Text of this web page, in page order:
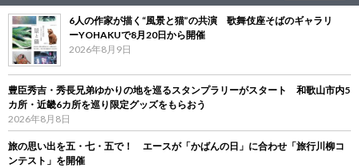
6人の作家が描く“風景と猫”の共演 歌舞伎座そばのギャラリ
ーYOHAKUで8月20日から開催
2026年8月9日
豊臣秀吉・秀長兄弟ゆかりの地を巡るスタンプラリーがスタート 和歌山市内5
カ所・近畿6カ所を巡り限定グッズをもらおう
2026年8月8日
旅の思い出を五・七・五で！ エースが「かばんの日」に合わせ「旅行川柳コ
ンテスト」を開催